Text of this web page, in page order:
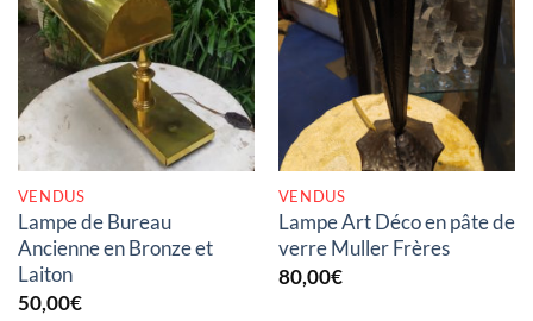
RUPTURE DE STOCK
VENDUS
Lampe de Bureau
Ancienne en Bronze et
Laiton
50,00€
RUPTURE DE STOCK
VENDUS
Lampe Art Déco en pâte de
verre Muller Frères
80,00€